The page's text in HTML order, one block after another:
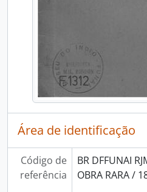
Área de identificação
Código de
referência
BR DFFUNAI
OBRA RARA /